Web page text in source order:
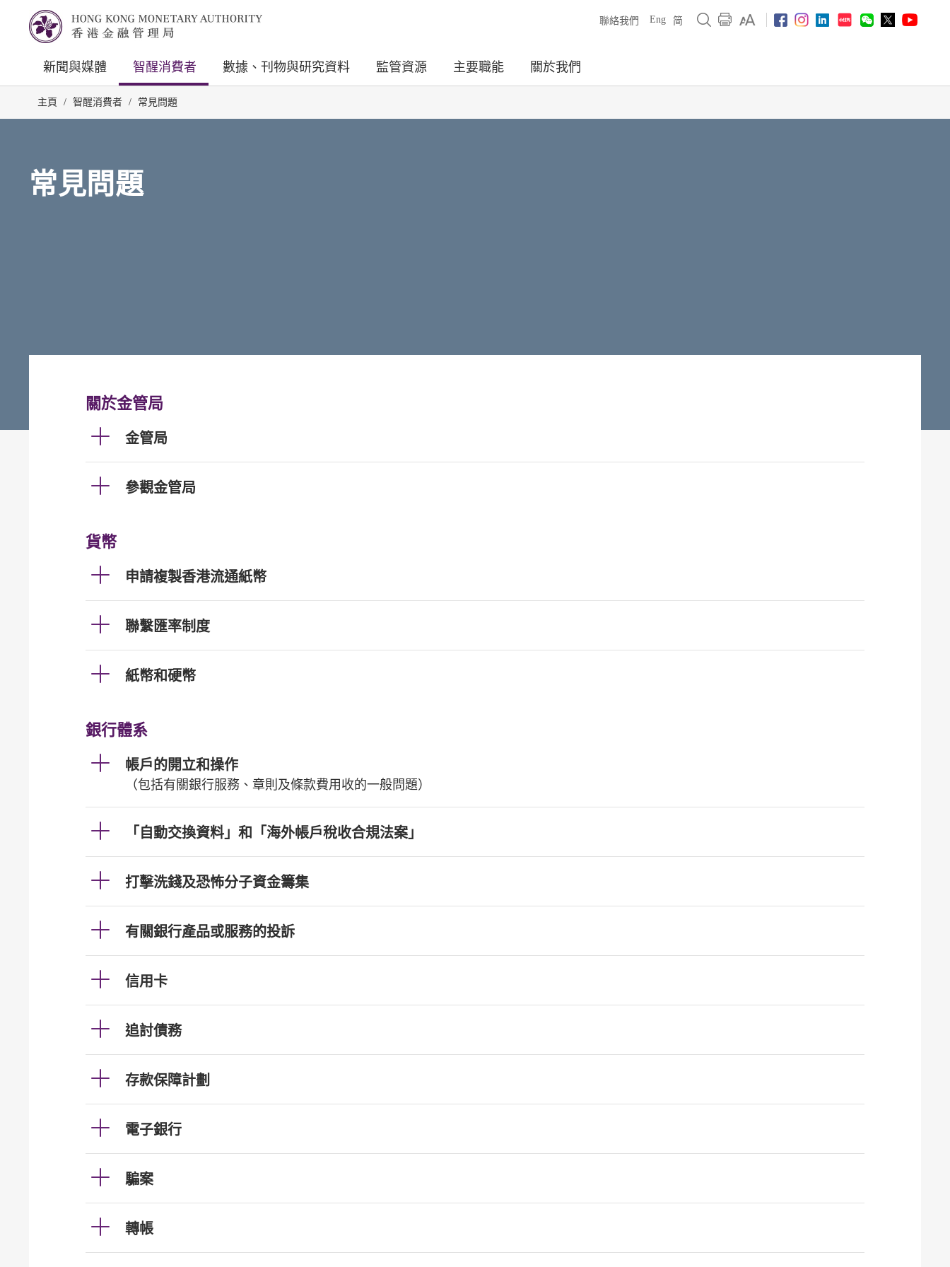
聯絡我們 Eng 简
新聞與媒體 智醒消費者 數據、刊物與研究資料 監管資源 主要職能 關於我們
主頁 / 智醒消費者 / 常見問題
常見問題
關於金管局
金管局
參觀金管局
貨幣
申請複製香港流通紙幣
聯繫匯率制度
紙幣和硬幣
銀行體系
帳戶的開立和操作
（包括有關銀行服務、章則及條款費用收的一般問題）
「自動交換資料」和「海外帳戶稅收合規法案」
打擊洗錢及恐怖分子資金籌集
有關銀行產品或服務的投訴
信用卡
追討債務
存款保障計劃
電子銀行
騙案
轉帳